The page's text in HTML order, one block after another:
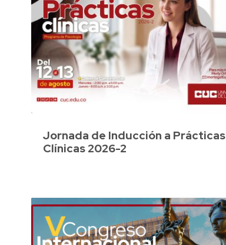
Jornada de Inducción a Prácticas
Clínicas 2026-2